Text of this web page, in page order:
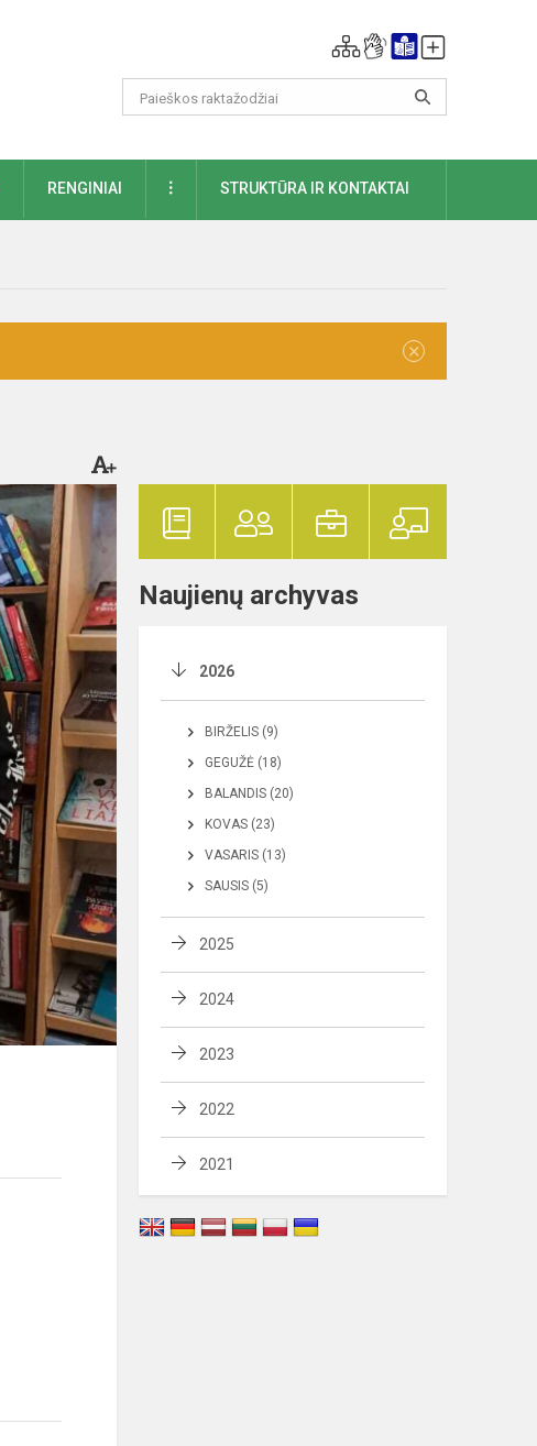
RENGINIAI DAUGIAUSTRUKTŪRA IR KONTAKTAI
×
Naujienų archyvas
2026
BIRŽELIS (9)
GEGUŽĖ (18)
BALANDIS (20)
KOVAS (23)
VASARIS (13)
SAUSIS (5)
2025
2024
2023
2022
2021